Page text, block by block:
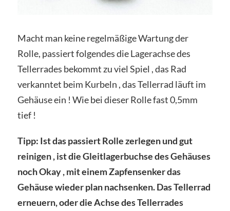
Macht man keine regelmäßige Wartung der
Rolle, passiert folgendes die Lagerachse des
Tellerrades bekommt zu viel Spiel , das Rad
verkanntet beim Kurbeln , das Tellerrad läuft im
Gehäuse ein ! Wie bei dieser Rolle fast 0,5mm
tief !
Tipp: Ist das passiert Rolle zerlegen und gut
reinigen , ist die Gleitlagerbuchse des Gehäuses
noch Okay , mit einem Zapfensenker das
Gehäuse wieder plan nachsenken. Das Tellerrad
erneuern, oder die Achse des Tellerrades